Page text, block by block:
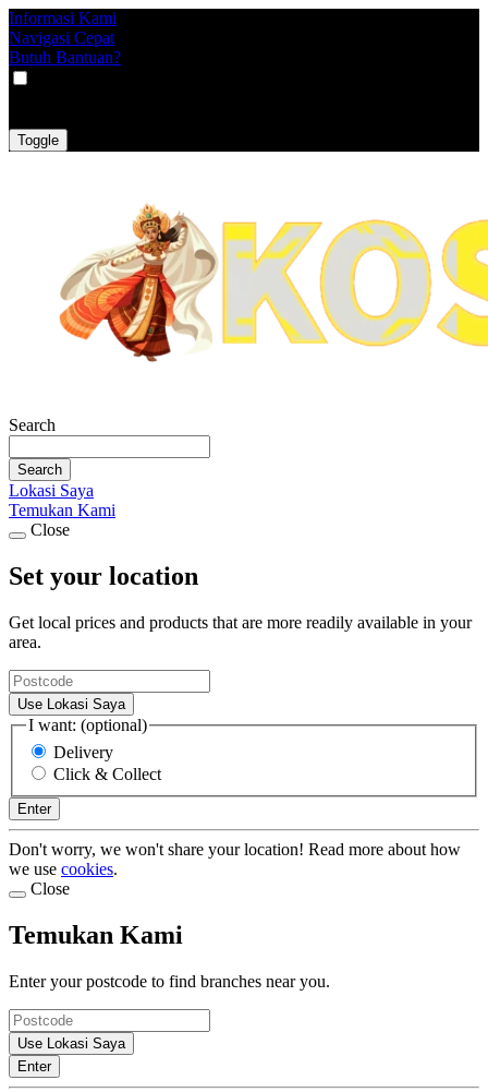
Informasi Kami
Navigasi Cepat
Butuh Bantuan?
Toggle
Search
Search
Lokasi Saya
Temukan Kami
Close
Set your location
Get local prices and products that are more readily available in your
area.
Use Lokasi Saya
I want: (optional)
Delivery
Click & Collect
Enter
Don't worry, we won't share your location! Read more about how
we use cookies.
Close
Temukan Kami
Enter your postcode to find branches near you.
Use Lokasi Saya
Enter